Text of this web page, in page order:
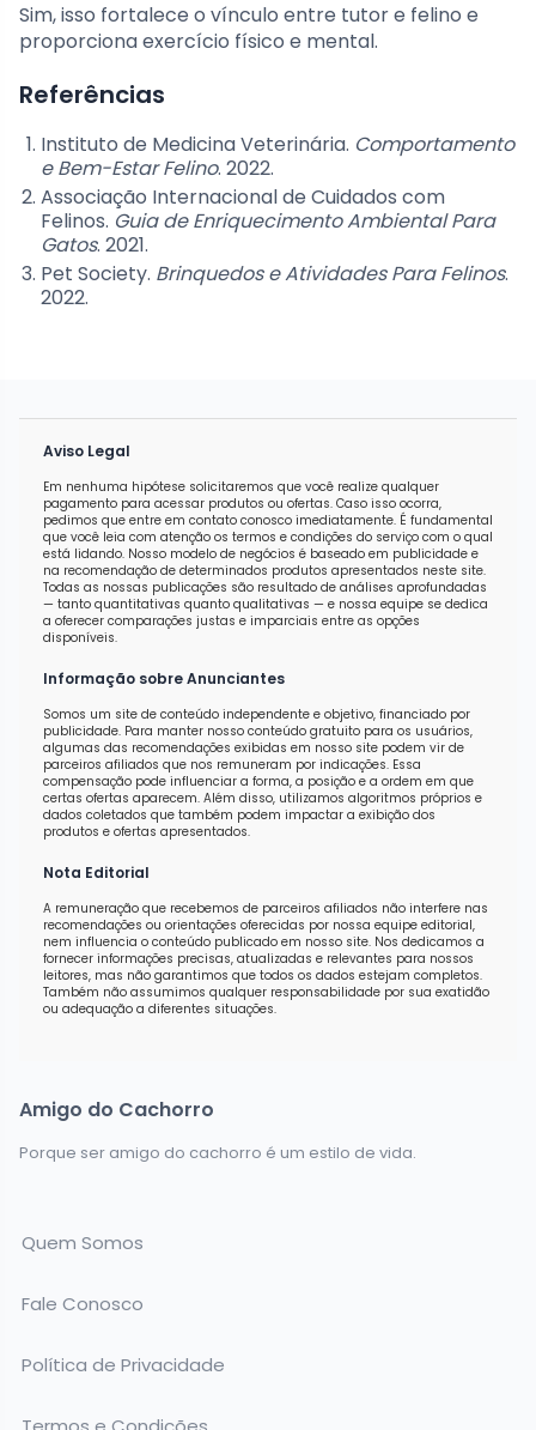
Sim, isso fortalece o vínculo entre tutor e felino e
proporciona exercício físico e mental.
Referências
Instituto de Medicina Veterinária. Comportamento
e Bem-Estar Felino. 2022.
Associação Internacional de Cuidados com
Felinos. Guia de Enriquecimento Ambiental Para
Gatos. 2021.
Pet Society. Brinquedos e Atividades Para Felinos.
2022.
Aviso Legal
Em nenhuma hipótese solicitaremos que você realize qualquer
pagamento para acessar produtos ou ofertas. Caso isso ocorra,
pedimos que entre em contato conosco imediatamente. É fundamental
que você leia com atenção os termos e condições do serviço com o qual
está lidando. Nosso modelo de negócios é baseado em publicidade e
na recomendação de determinados produtos apresentados neste site.
Todas as nossas publicações são resultado de análises aprofundadas
— tanto quantitativas quanto qualitativas — e nossa equipe se dedica
a oferecer comparações justas e imparciais entre as opções
disponíveis.
Informação sobre Anunciantes
Somos um site de conteúdo independente e objetivo, financiado por
publicidade. Para manter nosso conteúdo gratuito para os usuários,
algumas das recomendações exibidas em nosso site podem vir de
parceiros afiliados que nos remuneram por indicações. Essa
compensação pode influenciar a forma, a posição e a ordem em que
certas ofertas aparecem. Além disso, utilizamos algoritmos próprios e
dados coletados que também podem impactar a exibição dos
produtos e ofertas apresentados.
Nota Editorial
A remuneração que recebemos de parceiros afiliados não interfere nas
recomendações ou orientações oferecidas por nossa equipe editorial,
nem influencia o conteúdo publicado em nosso site. Nos dedicamos a
fornecer informações precisas, atualizadas e relevantes para nossos
leitores, mas não garantimos que todos os dados estejam completos.
Também não assumimos qualquer responsabilidade por sua exatidão
ou adequação a diferentes situações.
Amigo do Cachorro
Porque ser amigo do cachorro é um estilo de vida.
Quem Somos
Fale Conosco
Política de Privacidade